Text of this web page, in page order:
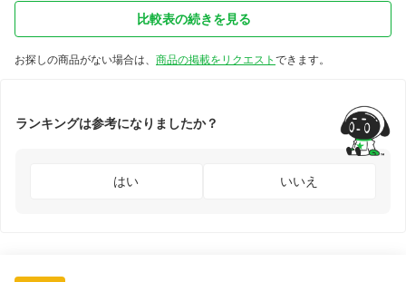
比較表の続きを見る
お探しの商品がない場合は、 商品の掲載をリクエスト できます。
ランキングは参考になりましたか？
はい いいえ